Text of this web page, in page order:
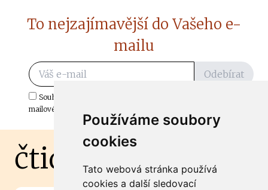
Používáme soubory
cookies
Tato webová stránka používá
cookies a další sledovací
To nejzajímavější do Vašeho e-
mailu
Odebírat
Souhlasím s odběrem důležitých zpráv ze ČtiDoma.cz do mé e-
mailové schránky.
čtidoma.cz